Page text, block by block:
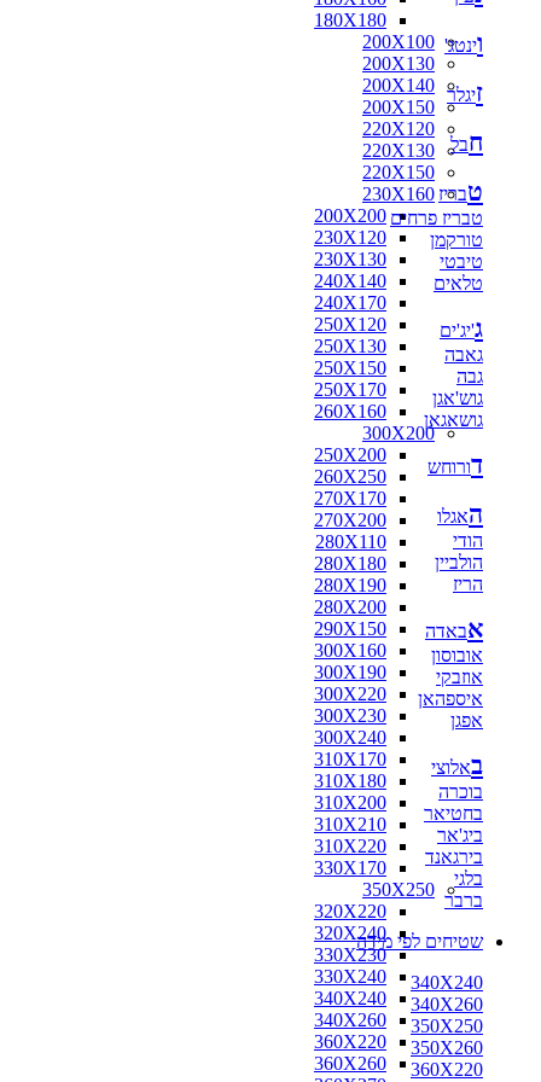
180X180
200X100
200X130
200X140
200X150
220X120
220X130
220X150
230X160
200X200
230X120
230X130
240X140
240X170
250X120
250X130
250X150
250X170
260X160
300X200
250X200
260X250
270X170
270X200
280X110
280X180
280X190
280X200
290X150
300X160
300X190
300X220
300X230
300X240
310X170
310X180
310X200
310X210
310X220
330X170
350X250
320X220
320X240
330X230
330X240
340X240
340X260
360X220
360X260
וינטג'
זיגלר
חבל
טבריז
טבריז פרחים
טורקמן
טיבטי
טלאים
ג'יג'ים
גאבה
גבה
גוש'אגן
גושאגאן
דורוחש
האגלו
הודי
הולביין
הריז
אבאדה
אובוסון
אוזבקי
איספהאן
אפגן
באלוצי
בוכרה
בחטיאר
ביג'אר
בירגאנד
בלגי
ברבר
שטיחים לפי מידה
340X240
340X260
350X250
350X260
360X220